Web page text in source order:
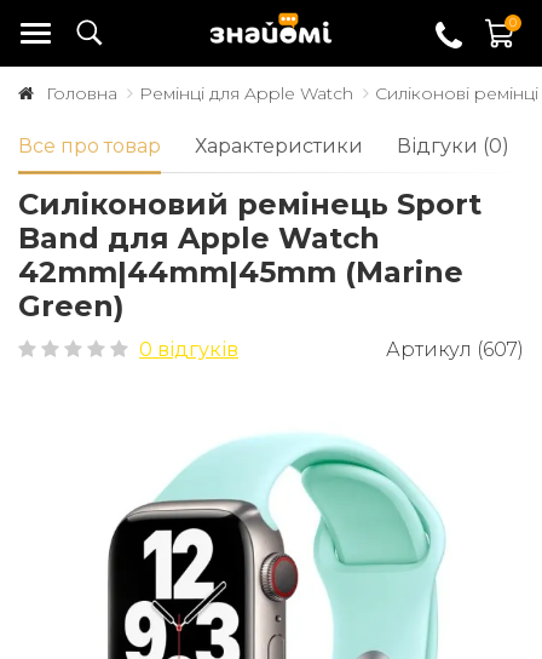
0
Головна Ремінці для Apple Watch Силіконові ремінці
Все про товар Характеристики Відгуки (0)
Силіконовий ремінець Sport
Band для Apple Watch
42mm|44mm|45mm (Marine
Green)
0 відгуків Артикул (607)